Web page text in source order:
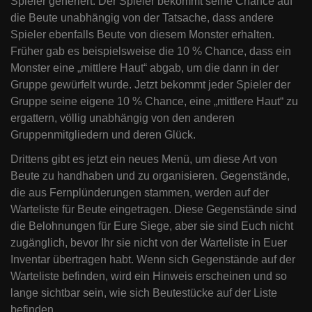
die Beute unabhängig von der Tatsache, dass andere
Spieler ebenfalls Beute von diesem Monster erhalten.
Früher gab es beispielsweise die 10 % Chance, dass ein
Monster eine „mittlere Haut“ abgab, um die dann in der
Gruppe gewürfelt wurde. Jetzt bekommt jeder Spieler der
Gruppe seine eigene 10 % Chance, eine „mittlere Haut“ zu
ergattern, völlig unabhängig von den anderen
Gruppenmitgliedern und deren Glück.
Drittens gibt es jetzt ein neues Menü, um diese Art von
Beute zu handhaben und zu organisieren. Gegenstände,
die aus Fernplünderungen stammen, werden auf der
Warteliste für Beute eingetragen. Diese Gegenstände sind
die Belohnungen für Eure Siege, aber sie sind Euch nicht
zugänglich, bevor Ihr sie nicht von der Warteliste in Euer
Inventar übertragen habt. Wenn sich Gegenstände auf der
Warteliste befinden, wird ein Hinweis erscheinen und so
lange sichtbar sein, wie sich Beutestücke auf der Liste